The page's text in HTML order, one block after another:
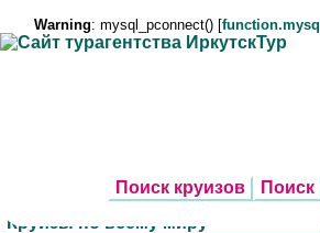
Warning: mysql_pconnect() [
Поиск
Поиск круизов
Круизы по всему миру